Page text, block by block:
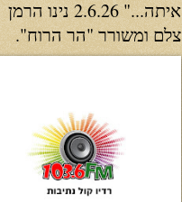
איתה..." 2.6.26 נינו הרמן
צלם ומשורר "הר הרוח".